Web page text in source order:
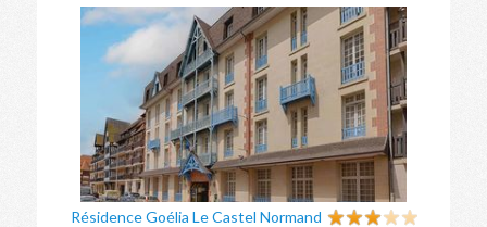
Résidence Goélia Le Castel Normand